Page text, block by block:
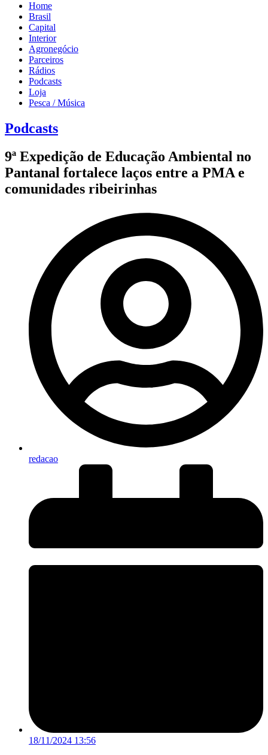
Home
Brasil
Capital
Interior
Agronegócio
Parceiros
Rádios
Podcasts
Loja
Pesca / Música
Podcasts
9ª Expedição de Educação Ambiental no
Pantanal fortalece laços entre a PMA e
comunidades ribeirinhas
redacao
18/11/2024 13:56